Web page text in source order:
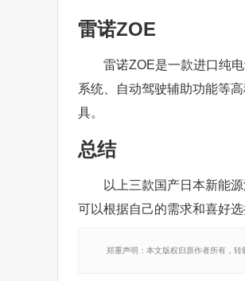
雷诺ZOE
雷诺ZOE是一款进口纯
系统、自动驾驶辅助功能等
具。
总结
以上三款国产日本新能
可以根据自己的需求和喜好
郑重声明：本文版权归原作者所有，转